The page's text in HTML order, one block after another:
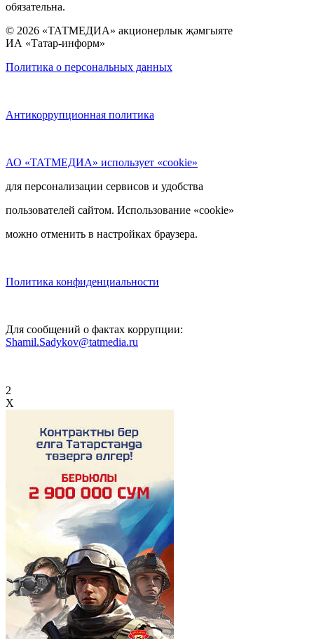
обязательна.
© 2026 «ТАТМЕДИА» акционерлык җәмгыяте
ИА «Татар-информ»
Политика о персональных данных
Антикоррупционная политика
АО «ТАТМЕДИА» использует «cookie»
для персонализации сервисов и удобства
пользователей сайтом. Использование «cookie»
можно отменить в настройках браузера.
Политика конфиденциальности
Для сообщений о фактах коррупции:
Shamil.Sadykov@tatmedia.ru
2
X